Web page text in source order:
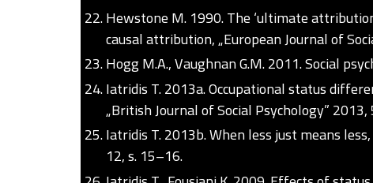
Hewstone M. 1990. The ‘ultimate
causal attribution, „European Journal of
Hogg M.A., Vaughnan G.M. 2011. Social
Iatridis T. 2013a. Occupational status
„British Journal of Social Psychology”
Iatridis T. 2013b. When less just means
12, s. 15–16.